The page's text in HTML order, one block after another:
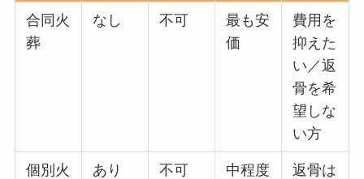
合同火
葬
なし 不可
最も安
価
費用を
抑えた
い／返
骨を希
望しな
い方
個別火
あり 不可 中程度
返骨は